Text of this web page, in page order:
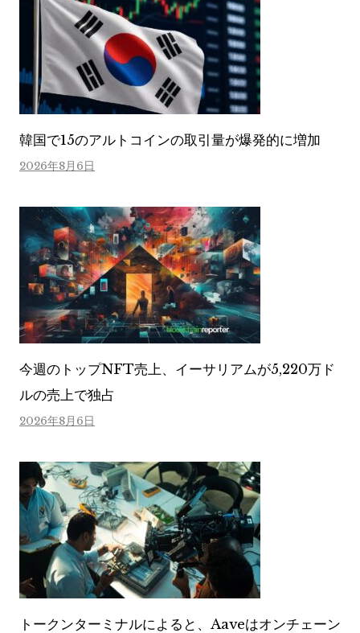
韓国で15のアルトコインの取引量が爆発的に増加
2026年8月6日
今週のトップNFT売上、イーサリアムが5,220万ド
ルの売上で独占
2026年8月6日
トークンターミナルによると、Aaveはオンチェーン